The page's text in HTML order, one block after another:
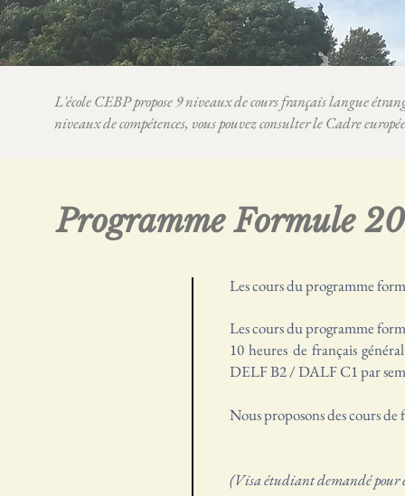
L'école CEBP propose 9 niveaux de cours français langue
niveaux de compétences, vous pouvez consulter le Cadre
Programme Formule
Les cours du programme
Les cours du programme
10 heures de français
DELF B2 / DALF C1 par
Nous proposons des cours
(Visa étudiant demandé pour